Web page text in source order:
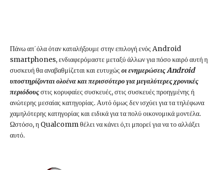
Πάνω απ΄όλα όταν καταλήξουμε στην επιλογή ενός Android
smartphones, ενδιαφερόμαστε μεταξύ άλλων για πόσο καιρό αυτή η
συσκευή θα αναβαθμίζεται και ευτυχώς οι ενημερώσεις Android
υποστηρίζονται ολοένα και περισσότερο για μεγαλύτερες χρονικές
περιόδουςστις κορυφαίες συσκευές, στις συσκευές προηγμένης ή
ανώτερης μεσαίας κατηγορίας. Αυτό όμως δεν ισχύει για τα τηλέφωνα
χαμηλότερης κατηγορίας και ειδικά για τα πολύ οικονομικά μοντέλα.
Ωστόσο, η Qualcomm θέλει να κάνει ό,τι μπορεί για να το αλλάξει
αυτό.